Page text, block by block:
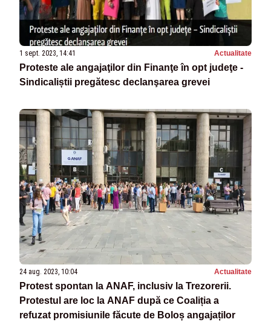
1 sept. 2023, 14:41 Actualitate
Proteste ale angajaţilor din Finanţe în opt judeţe -
Sindicaliștii pregătesc declanşarea grevei
24 aug. 2023, 10:04 Actualitate
Protest spontan la ANAF, inclusiv la Trezorerii.
Protestul are loc la ANAF după ce Coaliția a
refuzat promisiunile făcute de Boloș angajaților